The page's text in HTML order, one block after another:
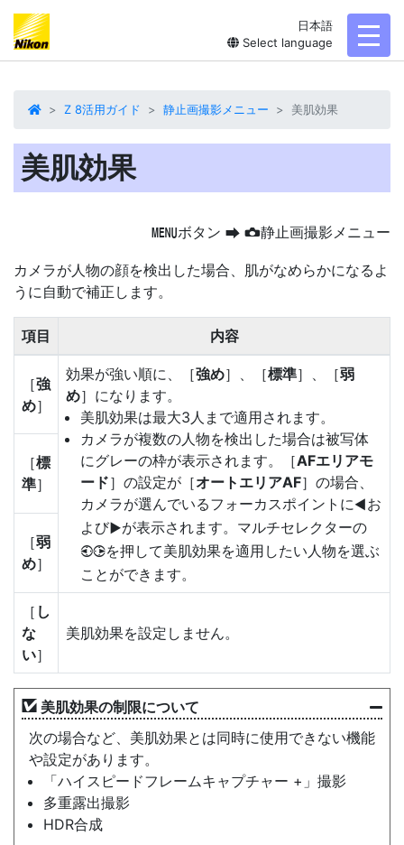
日本語
Select language
Z 8活用ガイド 静止画撮影メニュー 美肌効果
美肌効果
Gボタン U C静止画撮影メニュー
カメラが人物の顔を検出した場合、肌がなめらかになるよ
うに自動で補正します。
項目 内容
［強
め］
効果が強い順に、［強め］、［標準］、［弱
め］になります。
美肌効果は最大3人まで適用されます。
カメラが複数の人物を検出した場合は被写体
にグレーの枠が表示されます。［AFエリアモ
ード］の設定が［オートエリアAF］の場合、
カメラが選んでいるフォーカスポイントにH お
よびFが表示されます。マルチセレクターの
42を押して美肌効果を適用したい人物を選ぶ
ことができます。
［標
準］
［弱
め］
［ し
な
い］
美肌効果を設定しません。
美肌効果の制限について
次の場合など、美肌効果とは同時に使用できない機能
や設定があります。
「ハイスピードフレームキャプチャー +」撮影
多重露出撮影
HDR合成